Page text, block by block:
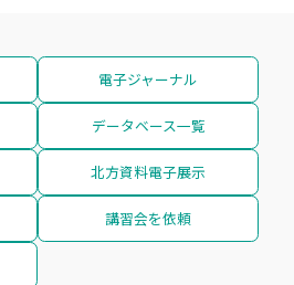
電子ジャーナル
データベース一覧
北方資料電子展示
講習会を依頼